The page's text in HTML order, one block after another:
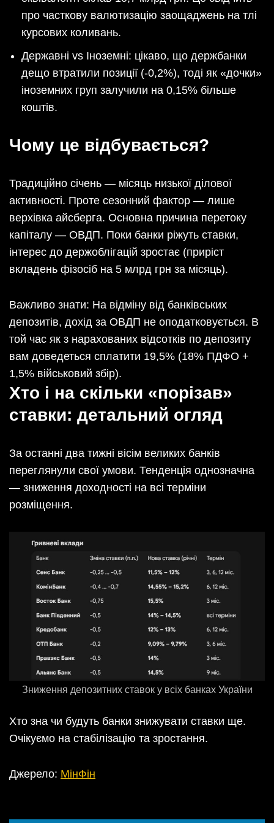
про часткову валютизацію заощаджень на тлі
курсових коливань.
Державні vs Іноземні: цікаво, що держбанки
дещо втратили позиції (-0,2%), тоді як «дочки»
іноземних груп залучили на 0,15% більше
коштів.
Чому це відбувається?
Традиційно січень — місяць низької ділової
активності. Проте сезонний фактор — лише
верхівка айсберга. Основна причина перетоку
капіталу — ОВДП. Поки банки ріжуть ставки,
інтерес до держоблігацій зростає (приріст
вкладень фізосіб на 5 млрд грн за місяць).
Важливо знати: На відміну від банківських
депозитів, дохід за ОВДП не оподатковується. В
той час як з нарахованих відсотків по депозиту
вам доведеться сплатити 19,5% (18% ПДФО +
1,5% військовий збір).
Хто і на скільки «порізав»
ставки: детальний огляд
За останні два тижні вісім великих банків
переглянули свої умови. Тенденція однозначна
— зниження доходності на всі терміни
розміщення.
Зниження депозитних ставок у всіх банках України
Хто зна чи будуть банки знижувати ставки ще.
Очікуємо на стабілізацію та зростання.
Джерело: МінФін